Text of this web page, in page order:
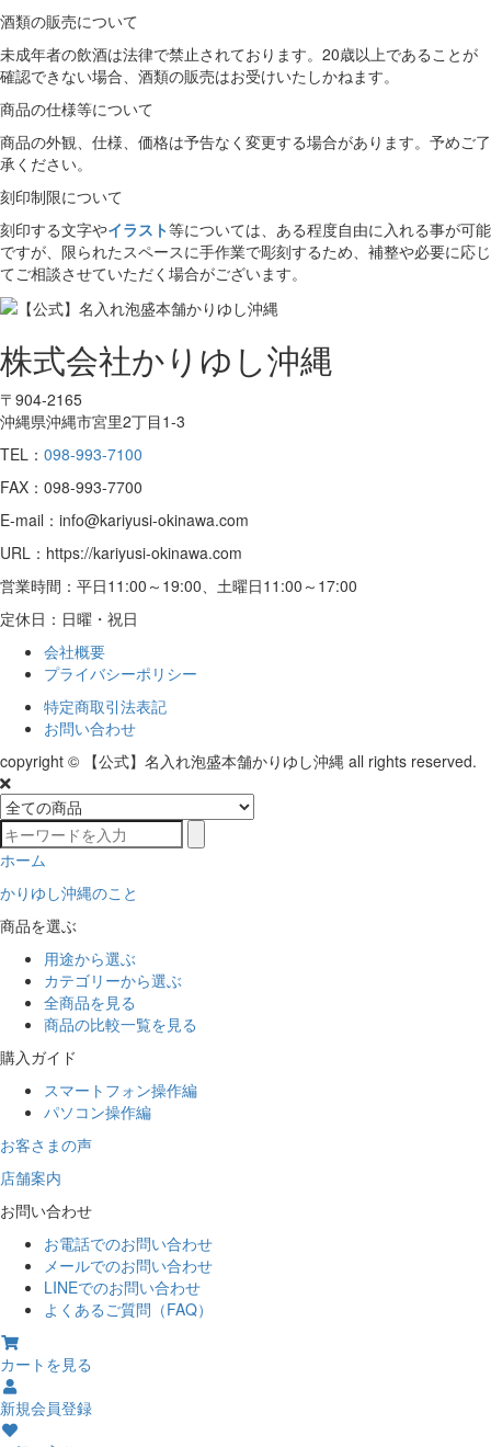
酒類の販売について
未成年者の飲酒は法律で禁止されております。20歳以上であることが
確認できない場合、酒類の販売はお受けいたしかねます。
商品の仕様等について
商品の外観、仕様、価格は予告なく変更する場合があります。予めご了
承ください。
刻印制限について
刻印する文字やイラスト等については、ある程度自由に入れる事が可能
ですが、限られたスペースに手作業で彫刻するため、補整や必要に応じ
てご相談させていただく場合がございます。
株式会社かりゆし沖縄
〒904-2165
沖縄県沖縄市宮里2丁目1-3
TEL： 098-993-7100
FAX：098-993-7700
E-mail：info@kariyusi-okinawa.com
URL：https://kariyusi-okinawa.com
営業時間：平日11:00～19:00、土曜日11:00～17:00
定休日：日曜・祝日
会社概要
プライバシーポリシー
特定商取引法表記
お問い合わせ
copyright © 【公式】名入れ泡盛本舗かりゆし沖縄 all rights reserved.
ホーム
かりゆし沖縄のこと
商品を選ぶ
用途から選ぶ
カテゴリーから選ぶ
全商品を見る
商品の比較一覧を見る
購入ガイド
スマートフォン操作編
パソコン操作編
お客さまの声
店舗案内
お問い合わせ
お電話でのお問い合わせ
メールでのお問い合わせ
LINEでのお問い合わせ
よくあるご質問（FAQ）
カートを見る
新規会員登録